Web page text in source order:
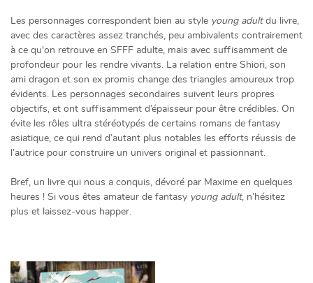
Les personnages correspondent bien au style young adultdu livre,
avec des caractères assez tranchés, peu ambivalents contrairement
à ce qu'on retrouve en SFFF adulte, mais avec suffisamment de
profondeur pour les rendre vivants. La relation entre Shiori, son
ami dragon et son ex promis change des triangles amoureux trop
évidents. Les personnages secondaires suivent leurs propres
objectifs, et ont suffisamment d’épaisseur pour être crédibles. On
évite les rôles ultra stéréotypés de certains romans de fantasy
asiatique, ce qui rend d’autant plus notables les efforts réussis de
l’autrice pour construire un univers original et passionnant.
Bref, un livre qui nous a conquis, dévoré par Maxime en quelques
heures ! Si vous êtes amateur de fantasy young adult, n’hésitez
plus et laissez-vous happer.